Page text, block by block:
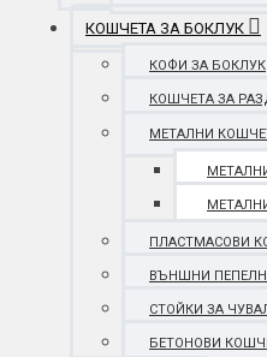
КОШЧЕТА ЗА БОКЛУК
КОФИ ЗА БОКЛУК
КОШЧЕТА ЗА
МЕТАЛНИ
ПЛАСТМАСОВИ
ВЪНШНИ
СТОЙКИ ЗА
БЕТОНОВИ